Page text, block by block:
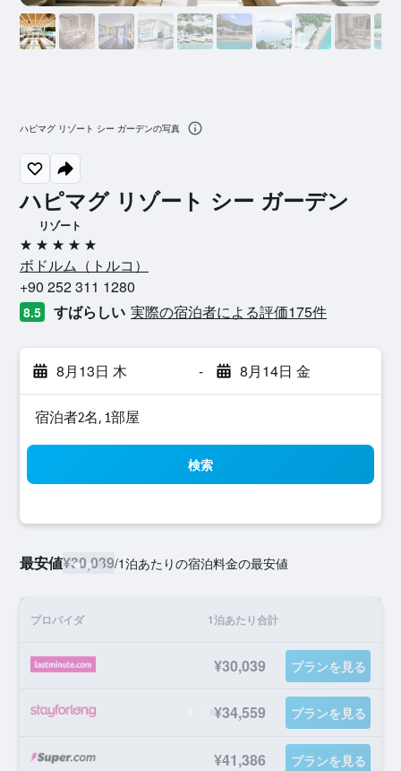
ハピマグ リゾート シー ガーデン
リゾート
5つ星
ボドルム​（トルコ​）​
+90 252 311 1280
8.5 すばらしい 実際の宿泊者による評価175​件
8月13日 木 - 8月14日 金
宿泊者2名, 1​部屋
検索
最安値¥30,039/1泊あたりの宿泊料金の最安値
プロバイダ 1泊あたり合計
¥30,039 プランを見る
¥34,559 プランを見る
¥41,386 プランを見る
ハピマグ リゾート シー ガーデンの写真